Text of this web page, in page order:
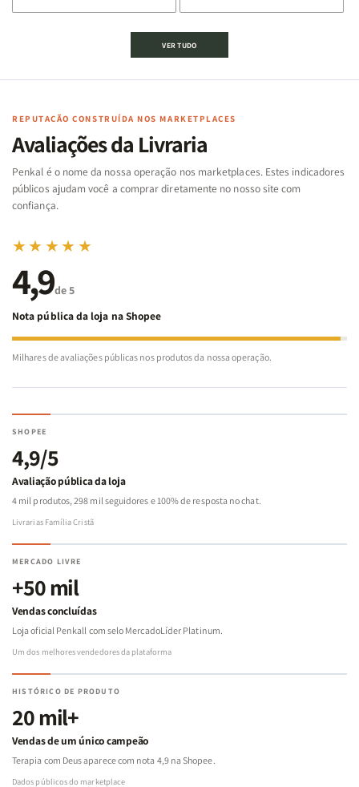
de
Cartas
Famílias
Bíblia
-
Penkal
de
Jogo
Cartas
Famílias
da
Bíblia
-
Penkal
de
Jogo
|
de
de
|
VER TUDO
REPUTAÇÃO CONSTRUÍDA NOS MARKETPLACES
Avaliações da Livraria
Penkal é o nome da nossa operação nos marketplaces. Estes indicadores
públicos ajudam você a comprar diretamente no nosso site com
confiança.
★★★★★
4,9de 5
Nota pública da loja na Shopee
Milhares de avaliações públicas nos produtos da nossa operação.
SHOPEE
4,9/5
Avaliação pública da loja
4 mil produtos, 298 mil seguidores e 100% de resposta no chat.
Livrarias Família Cristã
MERCADO LIVRE
+50 mil
Vendas concluídas
Loja oficial Penkall com selo MercadoLíder Platinum.
Um dos melhores vendedores da plataforma
HISTÓRICO DE PRODUTO
20 mil+
Vendas de um único campeão
Terapia com Deus aparece com nota 4,9 na Shopee.
Dados públicos do marketplace